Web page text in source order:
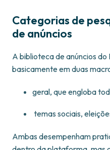
Categorias de
de anúncios
A biblioteca de anúncios
basicamente em duas
geral, que engloba
temas sociais,
Ambas desempenham